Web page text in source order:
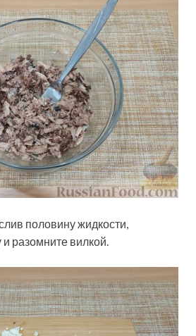
половину жидкости,
разомните вилкой.